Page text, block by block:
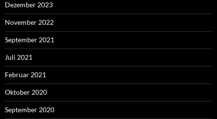
Dezember 2023
November 2022
September 2021
Juli 2021
Februar 2021
Oktober 2020
September 2020